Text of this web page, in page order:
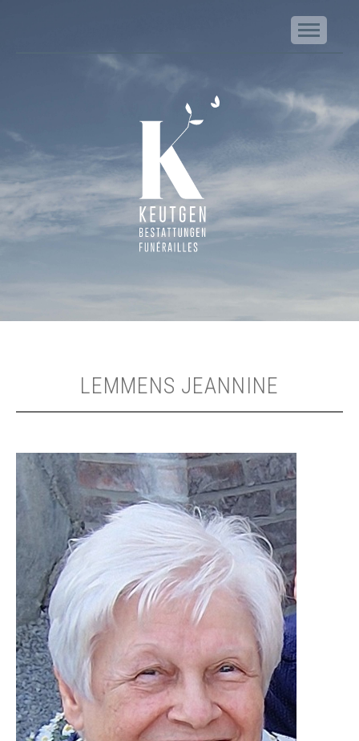
Keutgen | Bestattungen - Funérailles
LEMMENS JEANNINE